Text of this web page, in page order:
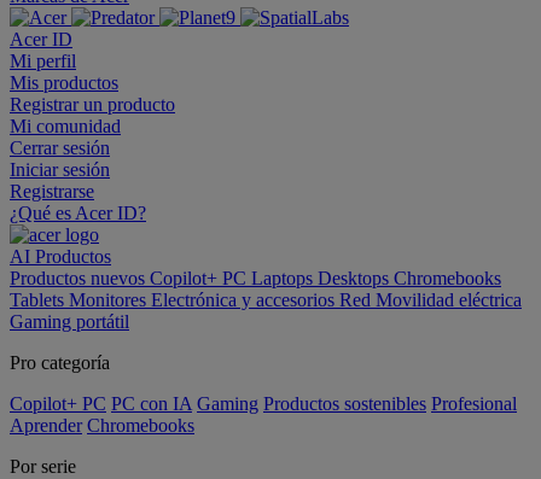
Acer ID
Mi perfil
Mis productos
Registrar un producto
Mi comunidad
Cerrar sesión
Iniciar sesión
Registrarse
¿Qué es Acer ID?
AI Productos
Productos nuevos Copilot+ PC Laptops Desktops Chromebooks
Tablets Monitores Electrónica y accesorios Red Movilidad eléctrica
Gaming portátil
Pro categoría
Copilot+ PC PC con IA Gaming Productos sostenibles Profesional
Aprender Chromebooks
Por serie